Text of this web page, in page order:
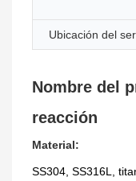
Ubicación del
Nombre del
reacción
Material:
SS304, SS316L,